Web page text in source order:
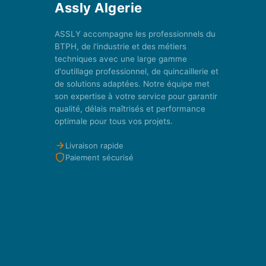
Assly Algerie
ASSLY accompagne les professionnels du
BTPH, de l'industrie et des métiers
techniques avec une large gamme
d'outillage professionnel, de quincaillerie et
de solutions adaptées. Notre équipe met
son expertise à votre service pour garantir
qualité, délais maîtrisés et performance
optimale pour tous vos projets.
Livraison rapide
Paiement sécurisé